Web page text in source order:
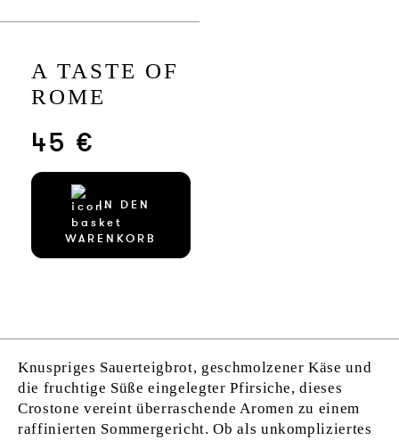
A TASTE OF
ROME
45 €
IN DEN
WARENKORB
Knuspriges Sauerteigbrot, geschmolzener Käse und
die fruchtige Süße eingelegter Pfirsiche, dieses
Crostone vereint überraschende Aromen zu einem
raffinierten Sommergericht. Ob als unkompliziertes